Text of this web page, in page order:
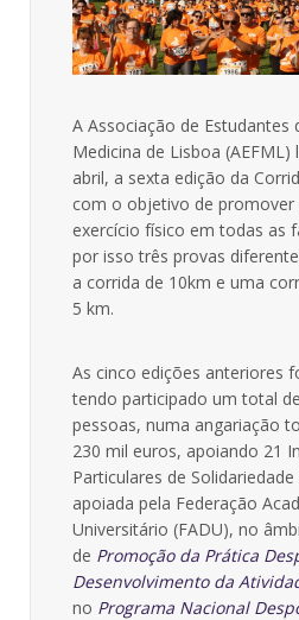
A Associação de Estudantes
Medicina de Lisboa (AEFML)
abril, a sexta edição da
com o objetivo de promover
exercício físico em todas as
por isso três provas
a corrida de 10km e uma
5 km.
As cinco edições anteriores
tendo participado um total
pessoas, numa angariação
230 mil euros, apoiando 21
Particulares de
apoiada pela Federação
Universitário (FADU), no
de Promoção da Prática
Desenvolvimento da
no Programa Nacional